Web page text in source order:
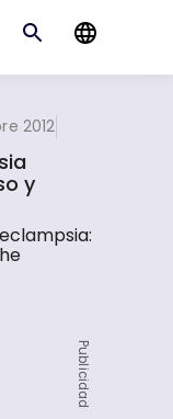
2012
y
Publicidad